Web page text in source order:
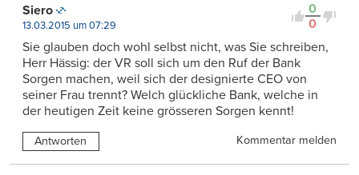
0
0
Siero
13.03.2015 um 07:29
Sie glauben doch wohl selbst nicht, was Sie schreiben,
Herr Hässig: der VR soll sich um den Ruf der Bank
Sorgen machen, weil sich der designierte CEO von
seiner Frau trennt? Welch glückliche Bank, welche in
der heutigen Zeit keine grösseren Sorgen kennt!
Antworten Kommentar melden